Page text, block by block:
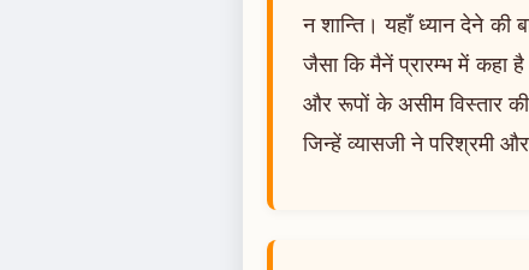
न शान्ति। यहाँ ध्यान देने की
जैसा कि मैनें प्रारम्भ में कहा
और रूपों के असीम विस्तार की
जिन्हें व्यासजी ने परिश्रमी